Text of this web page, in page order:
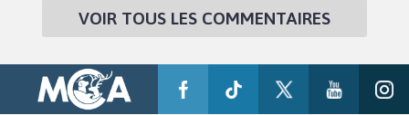
VOIR TOUS LES COMMENTAIRES